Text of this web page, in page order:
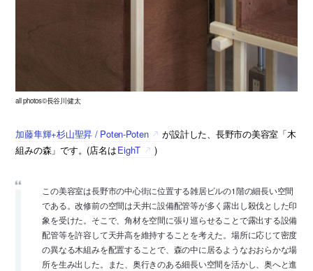
all photos©長谷川健太
加藤隼輝+杉山聖昇 / Poten-Poten
が設計した、長野市の美容室「木
組みの森」です。(店名はEighT )
この美容室は長野市の中心街に位置する雑居ビルの1階の細長い空間
である。改修前の空間は天井に設備配管等が多く露出し殺伐とした印
象を受けた。そこで、角材を空間に張り巡らせることで露出する設備
配管等を許容して天井高を維持することを考えた。場所に応じて密度
の異なる木組みを配置することで、森の中に居るようなおおらかな場
所を生み出した。また、奥行きのある細長い空間を活かし、奥へと進